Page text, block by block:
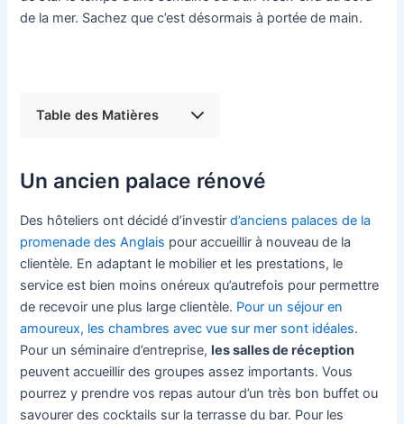
de la mer. Sachez que c’est désormais à portée de main.
Table des Matières
Un ancien palace rénové
Des hôteliers ont décidé d’investird’anciens palaces de la
promenade des Anglais pour accueillir à nouveau de la
clientèle. En adaptant le mobilier et les prestations, le
service est bien moins onéreux qu’autrefois pour permettre
de recevoir une plus large clientèle. Pour un séjour en
amoureux, les chambres avec vue sur mer sont idéales.
Pour un séminaire d’entreprise,les salles de réception
peuvent accueillir des groupes assez importants. Vous
pourrez y prendre vos repas autour d’un très bon buffet ou
savourer des cocktails sur la terrasse du bar. Pour les